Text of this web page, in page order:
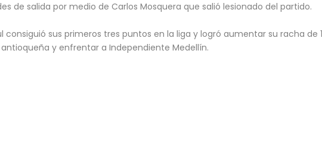
de salida por medio de Carlos Mosquera que salió lesionado del partido.
consiguió sus primeros tres puntos en la liga y logró aumentar su racha de
y enfrentar a Independiente Medellín.